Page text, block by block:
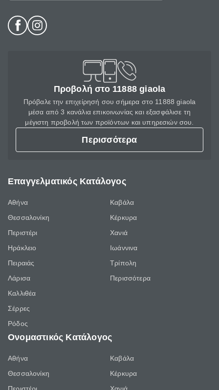
Προβολή στο 11888 giaola
Πρόβαλε την επιχείρησή σου σήμερα στο 11888 giaola
μέσα από 3 κανάλια επικοινωνίας και εξασφάλισε τη
μέγιστη προβολή των προϊόντων και υπηρεσιών σου.
Περισσότερα
Επαγγελματικός Κατάλογος
Αθήνα
Θεσσαλονίκη
Περιστέρι
Ηράκλειο
Πειραιάς
Λάρισα
Καλλιθέα
Σέρρες
Ρόδος
Καβάλα
Κέρκυρα
Χανιά
Ιωάννινα
Τρίπολη
Περισσότερα
Ονομαστικός Κατάλογος
Αθήνα
Θεσσαλονίκη
Καβάλα
Κέρκυρα